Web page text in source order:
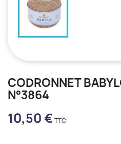
CODRONNET
N°3864
10,50 €